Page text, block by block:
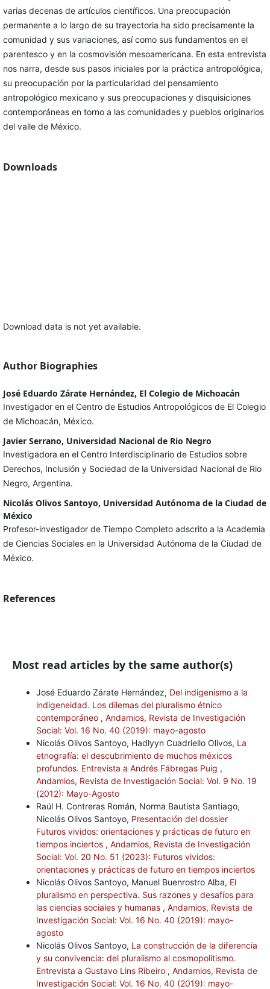
varias decenas de artículos científicos. Una preocupación
permanente a lo largo de su trayectoria ha sido precisamente la
comunidad y sus variaciones, así como sus fundamentos en el
parentesco y en la cosmovisión mesoamericana. En esta entrevista
nos narra, desde sus pasos iniciales por la práctica antropológica,
su preocupación por la particularidad del pensamiento
antropológico mexicano y sus preocupaciones y disquisiciones
contemporáneas en torno a las comunidades y pueblos originarios
del valle de México.
Downloads
Download data is not yet available.
Author Biographies
José Eduardo Zárate Hernández, El Colegio de Michoacán
Investigador en el Centro de Estudios Antropológicos de El Colegio
de Michoacán, México.
Javier Serrano, Universidad Nacional de Rio Negro
Investigadora en el Centro Interdisciplinario de Estudios sobre
Derechos, Inclusión y Sociedad de la Universidad Nacional de Rio
Negro, Argentina.
Nicolás Olivos Santoyo, Universidad Autónoma de la Ciudad de
México
Profesor-investigador de Tiempo Completo adscrito a la Academia
de Ciencias Sociales en la Universidad Autónoma de la Ciudad de
México.
References
Most read articles by the same author(s)
José Eduardo Zárate Hernández, Del indigenismo a la
indigeneidad. Los dilemas del pluralismo étnico
contemporáneo , Andamios, Revista de Investigación
Social: Vol. 16 No. 40 (2019): mayo-agosto
Nicolás Olivos Santoyo, Hadlyyn Cuadriello Olivos, La
etnografía: el descubrimiento de muchos méxicos
profundos. Entrevista a Andrés Fábregas Puig ,
Andamios, Revista de Investigación Social: Vol. 9 No. 19
(2012): Mayo-Agosto
Raúl H. Contreras Román, Norma Bautista Santiago,
Nicolás Olivos Santoyo, Presentación del dossier
Futuros vividos: orientaciones y prácticas de futuro en
tiempos inciertos , Andamios, Revista de Investigación
Social: Vol. 20 No. 51 (2023): Futuros vividos:
orientaciones y prácticas de futuro en tiempos inciertos
Nicolás Olivos Santoyo, Manuel Buenrostro Alba, El
pluralismo en perspectiva. Sus razones y desafíos para
las ciencias sociales y humanas , Andamios, Revista de
Investigación Social: Vol. 16 No. 40 (2019): mayo-
agosto
Nicolás Olivos Santoyo, La construcción de la diferencia
y su convivencia: del pluralismo al cosmopolitismo.
Entrevista a Gustavo Lins Ribeiro , Andamios, Revista de
Investigación Social: Vol. 16 No. 40 (2019): mayo-